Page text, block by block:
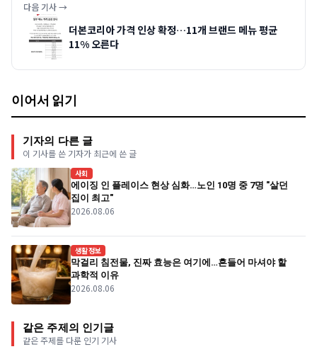
다음 기사 →
더본코리아 가격 인상 확정…11개 브랜드 메뉴 평균
11% 오른다
이어서 읽기
기자의 다른 글
이 기사를 쓴 기자가 최근에 쓴 글
사회
에이징 인 플레이스 현상 심화…노인 10명 중 7명 "살던
집이 최고"
2026.08.06
생활정보
막걸리 침전물, 진짜 효능은 여기에…흔들어 마셔야 할
과학적 이유
2026.08.06
같은 주제의 인기글
같은 주제를 다룬 인기 기사